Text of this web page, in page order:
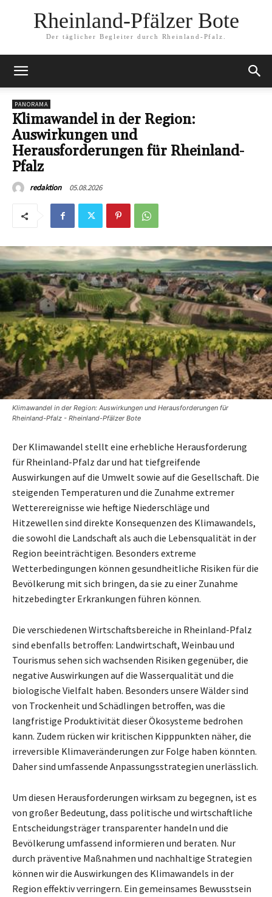
Rheinland-Pfälzer Bote
Der täglicher Begleiter durch Rheinland-Pfalz.
PANORAMA
Klimawandel in der Region:
Auswirkungen und
Herausforderungen für Rheinland-
Pfalz
redaktion 05.08.2026
Klimawandel in der Region: Auswirkungen und Herausforderungen für
Rheinland-Pfalz - Rheinland-Pfälzer Bote
Der Klimawandel stellt eine erhebliche Herausforderung
für Rheinland-Pfalz dar und hat tiefgreifende
Auswirkungen auf die Umwelt sowie auf die Gesellschaft. Die
steigenden Temperaturen und die Zunahme extremer
Wetterereignisse wie heftige Niederschläge und
Hitzewellen sind direkte Konsequenzen des Klimawandels,
die sowohl die Landschaft als auch die Lebensqualität in der
Region beeinträchtigen. Besonders extreme
Wetterbedingungen können gesundheitliche Risiken für die
Bevölkerung mit sich bringen, da sie zu einer Zunahme
hitzebedingter Erkrankungen führen können.
Die verschiedenen Wirtschaftsbereiche in Rheinland-Pfalz
sind ebenfalls betroffen: Landwirtschaft, Weinbau und
Tourismus sehen sich wachsenden Risiken gegenüber, die
negative Auswirkungen auf die Wasserqualität und die
biologische Vielfalt haben. Besonders unsere Wälder sind
von Trockenheit und Schädlingen betroffen, was die
langfristige Produktivität dieser Ökosysteme bedrohen
kann. Zudem rücken wir kritischen Kipppunkten näher, die
irreversible Klimaveränderungen zur Folge haben könnten.
Daher sind umfassende Anpassungsstrategien unerlässlich.
Um diesen Herausforderungen wirksam zu begegnen, ist es
von großer Bedeutung, dass politische und wirtschaftliche
Entscheidungsträger transparenter handeln und die
Bevölkerung umfassend informieren und beraten. Nur
durch präventive Maßnahmen und nachhaltige Strategien
können wir die Auswirkungen des Klimawandels in der
Region effektiv verringern. Ein gemeinsames Bewusstsein